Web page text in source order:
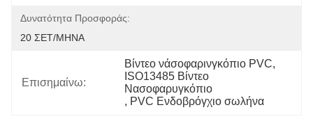
Δυνατότητα Προσφοράς:
20 ΣΕΤ/ΜΗΝΑ
Επισημαίνω:
Βίντεο νάσοφαρινγκόπιο PVC,
ISO13485 Βίντεο
Νασοφαρυγκόπιο
, PVC Ενδοβρόγχιο σωλήνα